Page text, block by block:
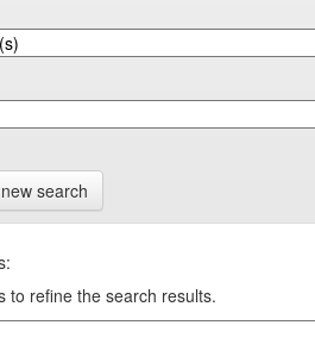
search
to refine the search results.